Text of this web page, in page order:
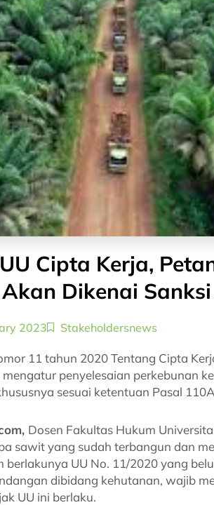
Cipta Kerja,
Dikenai
2023 Stakeholdersnews
11 tahun 2020 Tentang Cipta
penyelesaian perkebunan
sesuai ketentuan Pasal
Dosen Fakultas Hukum
sawit yang sudah terbangun dan
UU No. 11/2020 yang
dibidang kehutanan, wajib
UU ini berlaku.